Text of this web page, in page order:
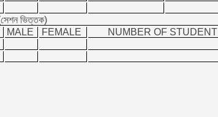
(সেশন ভিত্তক)
MALE FEMALE NUMBER OF STUDENT